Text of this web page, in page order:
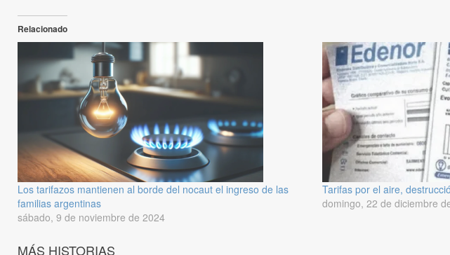
Relacionado
Los tarifazos mantienen al borde del nocaut el ingreso de las
familias argentinas
sábado, 9 de noviembre de 2024
Tarifas por el aire,
domingo, 22 de diciembre
MÁS HISTORIAS